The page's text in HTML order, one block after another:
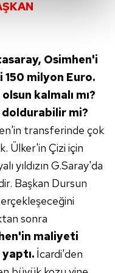
izin vermedikleri
için İnternet
ait çerezler
çeşitli kişisel
çerezler bilgi
daha işlevsel
yönelik
amaçlarıyla
kullanılacaktır.
yer alan panel
ilişkin detaylı bilgi
Bilgilendirme
Osimhen'i
150 milyon Euro.
olsun kalmalı mı?
mi?
transferinde çok
Ülker'in Çizi için
yıldızın G.Saray'da
Başkan Dursun
sonra
maliyeti
yaptı. İcardi'den